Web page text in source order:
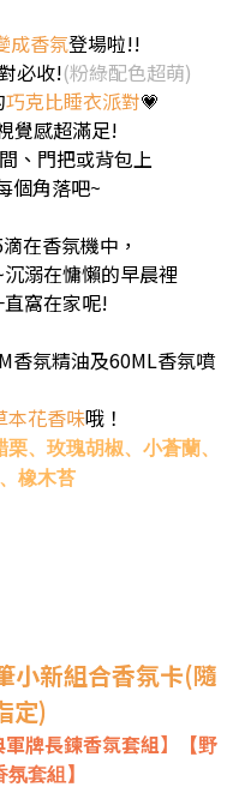
成香氛登場啦!!
必收!(粉綠配色超萌)
巧克比睡衣派對💗
覺感超滿足!
、門把或背包上
個角落吧~
在香氛機中，
溺在慵懶的早晨裡
窩在家呢!
香氛精油及60ML香氛噴
本花香味哦！
栗、玫瑰胡椒、小蒼蘭、
橡木苔
小新組合香氛卡(隨
定)
牌長鍊香氛套組】
【野
套組】